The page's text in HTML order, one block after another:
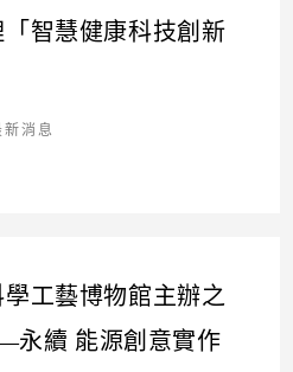
智慧健康科技創新
新消息
工藝博物館主辦之
永續 能源創意實作